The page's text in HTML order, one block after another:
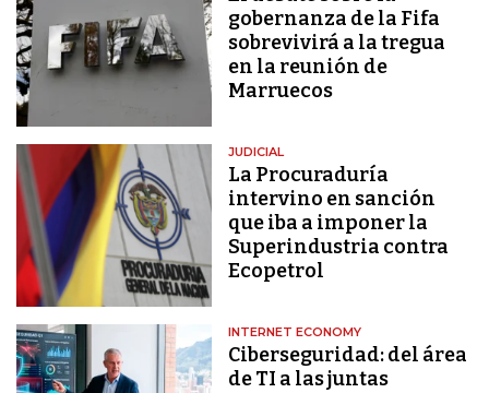
gobernanza de la Fifa
sobrevivirá a la tregua
en la reunión de
Marruecos
JUDICIAL
La Procuraduría
intervino en sanción
que iba a imponer la
Superindustria contra
Ecopetrol
INTERNET ECONOMY
Ciberseguridad: del área
de TI a las juntas